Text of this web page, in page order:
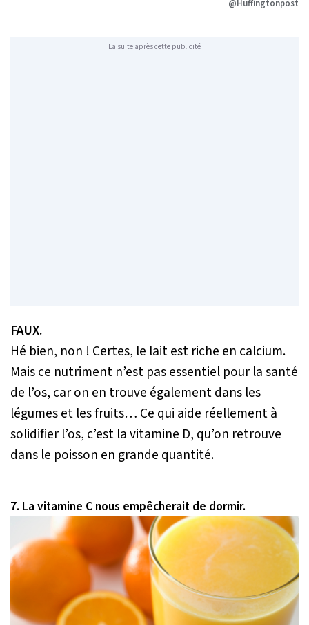
@Huffingtonpost
La suite après cette publicité
FAUX.
Hé bien, non ! Certes, le lait est riche en calcium.
Mais ce nutriment n’est pas essentiel pour la santé
de l’os, car on en trouve également dans les
légumes et les fruits… Ce qui aide réellement à
solidifier l’os, c’est la vitamine D, qu’on retrouve
dans le poisson en grande quantité.
7. La vitamine C nous empêcherait de dormir.